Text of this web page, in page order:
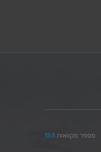
153 מספר מקוואות